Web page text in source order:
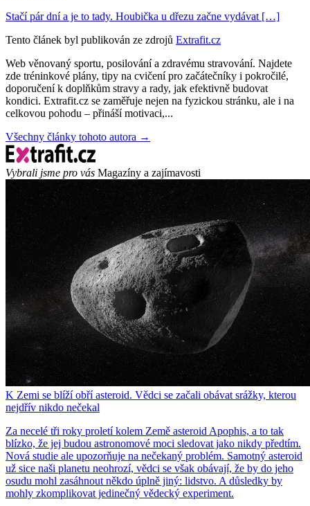
Stačí pár dní a je to tady. Houbička u dřezu začne vydávat […]
Tento článek byl publikován ze zdrojů Extrafit.cz
Web věnovaný sportu, posilování a zdravému stravování. Najdete
zde tréninkové plány, tipy na cvičení pro začátečníky i pokročilé,
doporučení k doplňkům stravy a rady, jak efektivně budovat
kondici. Extrafit.cz se zaměřuje nejen na fyzickou stránku, ale i na
celkovou pohodu – přináší motivaci,...
Všechny články tohoto autora →
Vybrali jsme pro vás Magazíny a zajímavosti
K Zemi se blíží obří asteroid. Vědci se začali obávat srážky, kterou
nejdřív nikdo nečekal
Za necelé tři roky proletí kolem Země asteroid Apophis, a to tak
blízko, že jej budou astronomové moci sledovat jako nikdy předtím.
Nová studie ale upozorňuje na nečekaný problém. Samotný asteroid
už sice naši planetu neohrozí, vědci se však obávají, že by do jeho
osudu mohl zasáhnout někdo úplně jiný: lidstvo. A důsledky by
mohly zkomplikovat jedinečný vědecký experiment.